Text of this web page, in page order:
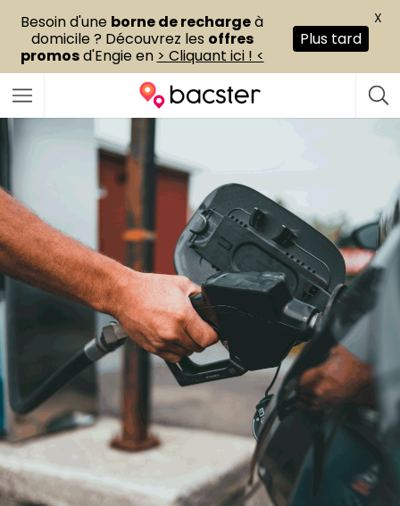
Besoin d'une borne de rechargeà
domicile ? Découvrez les offres
promosd'Engie en > Cliquant ici ! <
Plus tard
X